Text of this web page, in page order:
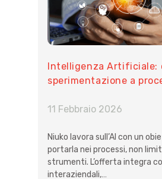
Intelligenza Artificiale:
sperimentazione a
11 Febbraio 2026
Niuko lavora sull’AI con un
portarla nei processi, non
strumenti. L’offerta integra
interaziendali,…